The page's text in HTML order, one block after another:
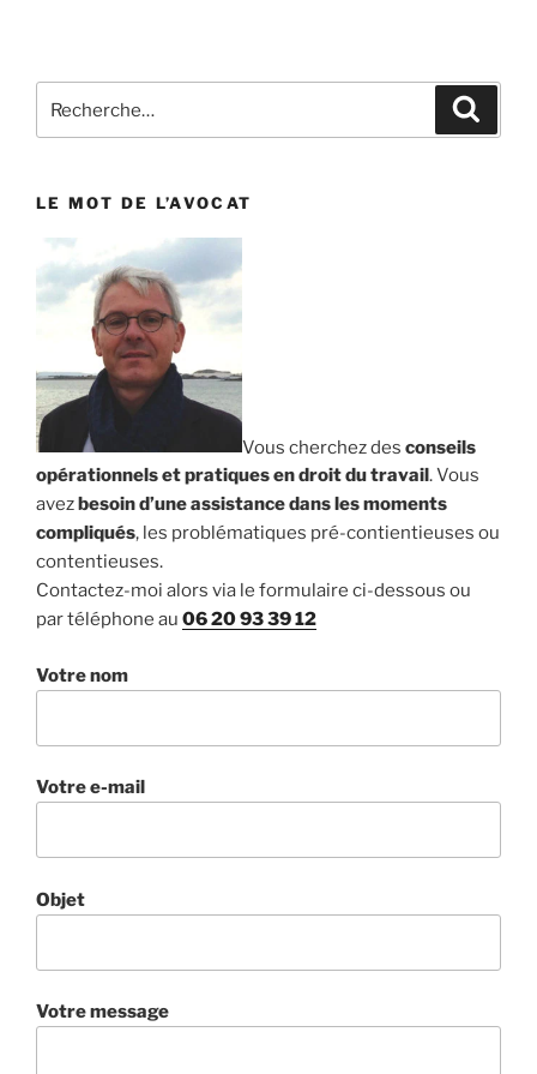
pour
LE MOT DE L’AVOCAT
Vous cherchez des conseils
opérationnels et pratiques en droit du travail. Vous
avezbesoin d’une assistance dans les moments
compliqués, les problématiques pré-contientieuses ou
contentieuses.
Contactez-moi alors via le formulaire ci-dessous ou
par téléphone au 06 20 93 39 12
Votre nom
Votre e-mail
Objet
Votre message